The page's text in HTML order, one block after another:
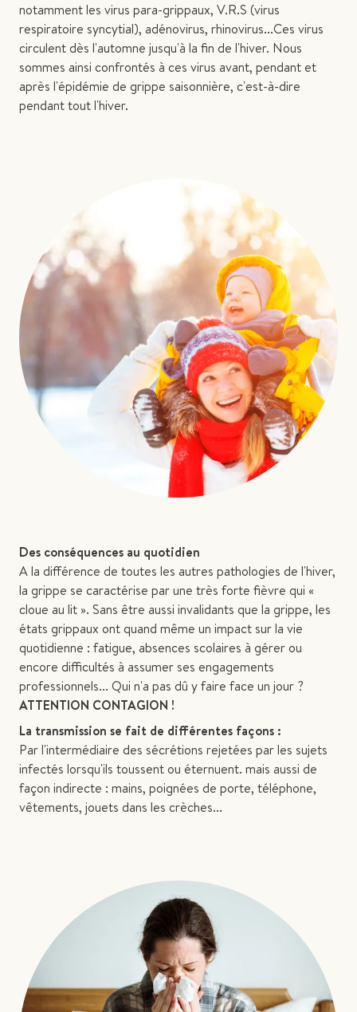
notamment les virus para-grippaux, V.R.S (virus
respiratoire syncytial), adénovirus, rhinovirus...Ces virus
circulent dès l'automne jusqu'à la fin de l'hiver. Nous
sommes ainsi confrontés à ces virus avant, pendant et
après l'épidémie de grippe saisonnière, c'est-à-dire
pendant tout l'hiver.
Des conséquences au quotidien
A la différence de toutes les autres pathologies de l'hiver,
la grippe se caractérise par une très forte fièvre qui «
cloue au lit ». Sans être aussi invalidants que la grippe, les
états grippaux ont quand même un impact sur la vie
quotidienne : fatigue, absences scolaires à gérer ou
encore difficultés à assumer ses engagements
professionnels... Qui n'a pas dû y faire face un jour ?
ATTENTION CONTAGION !
La transmission se fait de différentes façons :
Par l'intermédiaire des sécrétions rejetées par les sujets
infectés lorsqu'ils toussent ou éternuent. mais aussi de
façon indirecte : mains, poignées de porte, téléphone,
vêtements, jouets dans les crèches...